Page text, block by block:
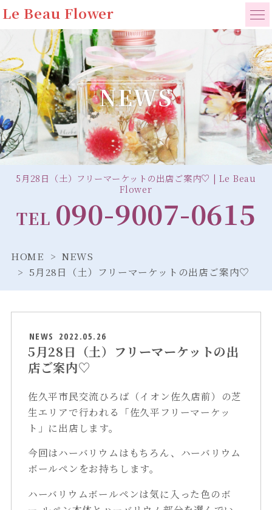
Le Beau Flower
NEWS
5月28日（土）フリーマーケットの出店ご案内♡ | Le Beau
Flower
TEL 090-9007-0615
HOME
NEWS
5月28日（土）フリーマーケットの出店ご案内♡
NEWS 2022.05.26
5月28日（土）フリーマーケットの出
店ご案内♡
佐久平市民交流ひろば（イオン佐久店前）の芝
生エリアで行われる「佐久平フリーマーケッ
ト」に出店します。
今回はハーバリウムはもちろん、ハーバリウム
ボールペンをお持ちします。
ハーバリウムボールペンは気に入った色のボ